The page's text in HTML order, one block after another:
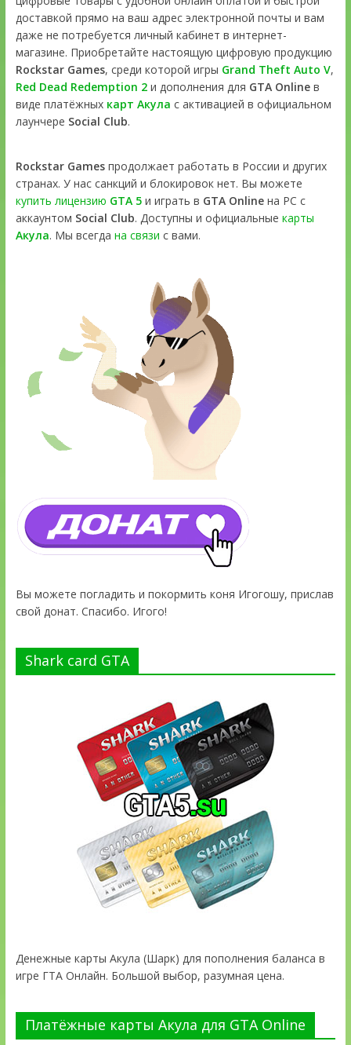
доставкой прямо на ваш адрес электронной почты и вам
даже не потребуется личный кабинет в интернет-
магазине. Приобретайте настоящую цифровую продукцию
Rockstar Games, среди которой игры Grand Theft Auto V,
Red Dead Redemption 2и дополнения для GTA Onlineв
виде платёжных карт Акула с активацией в официальном
лаунчере Social Club.
Rockstar Gamesпродолжает работать в России и других
странах. У нас санкций и блокировок нет. Вы можете
купить лицензию GTA 5и играть в GTA Onlineна PC с
аккаунтом Social Club. Доступны и официальные карты
Акула. Мы всегда на связи с вами.
Вы можете погладить и покормить коня Игогошу, прислав
свой донат. Спасибо. Игого!
Shark card GTA
Денежные карты Акула (Шарк) для пополнения баланса в
игре ГТА Онлайн. Большой выбор, разумная цена.
Платёжные карты Акула для GTA Online